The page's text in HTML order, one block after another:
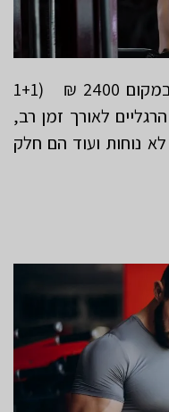
מדרסים לאומית 750 ₪ בלבד במקום 2400 ₪ (1+1
לאורך זמן רב,
לא נוחות ועוד הם חלק